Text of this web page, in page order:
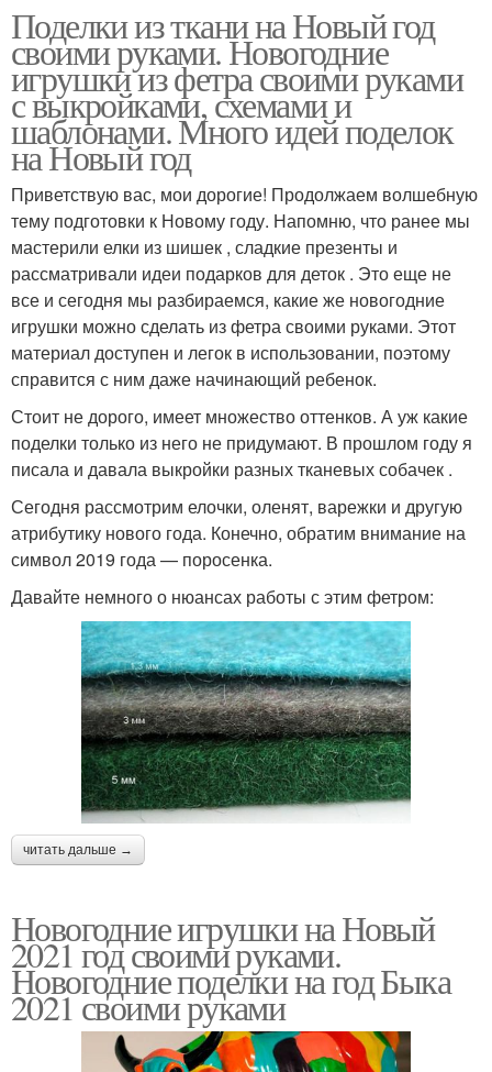
Поделки из ткани на Новый год
своими руками. Новогодние
игрушки из фетра своими руками
с выкройками, схемами и
шаблонами. Много идей поделок
на Новый год
Приветствую вас, мои дорогие! Продолжаем волшебную
тему подготовки к Новому году. Напомню, что ранее мы
мастерили елки из шишек , сладкие презенты и
рассматривали идеи подарков для деток . Это еще не
все и сегодня мы разбираемся, какие же новогодние
игрушки можно сделать из фетра своими руками. Этот
материал доступен и легок в использовании, поэтому
справится с ним даже начинающий ребенок.
Стоит не дорого, имеет множество оттенков. А уж какие
поделки только из него не придумают. В прошлом году я
писала и давала выкройки разных тканевых собачек .
Сегодня рассмотрим елочки, оленят, варежки и другую
атрибутику нового года. Конечно, обратим внимание на
символ 2019 года — поросенка.
Давайте немного о нюансах работы с этим фетром:
читать дальше →
Новогодние игрушки на Новый
2021 год своими руками.
Новогодние поделки на год Быка
2021 своими руками